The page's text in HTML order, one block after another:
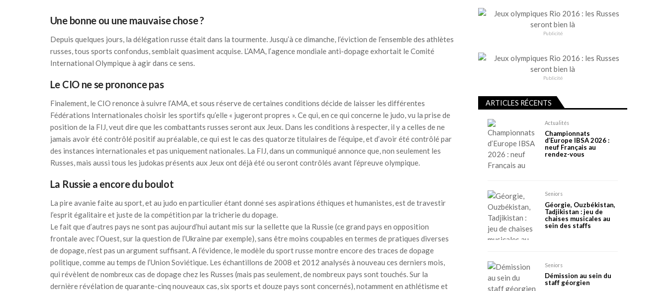
Une bonne ou une mauvaise chose ?
Depuis quelques jours, la délégation russe était dans la tourmente. Jusqu’à ce dimanche, l’éviction de l’ensemble des athlètes
russes, tous sports confondus, semblait quasiment acquise. L’AMA, l’agence mondiale anti-dopage exhortait le Comité
International Olympique à agir dans ce sens.
Le CIO ne se prononce pas
Finalement, le CIO renonce à suivre l’AMA, et sous réserve de certaines conditions décide de laisser les différentes
Fédérations Internationales choisir les sportifs qu’elle « jugeront propres ». Ce qui, en ce qui concerne le judo, vu la prise de
position de la FIJ, veut dire que les combattants russes seront aux Jeux. Dans les conditions à respecter, il y a celles de ne
jamais avoir été contrôlé positif au préalable, ce qui est le cas des quatorze titulaires de l’équipe, et d’avoir été contrôlé par
des instances internationales et pas uniquement nationales. La FIJ, dans un communiqué annonce que, non seulement les
Russes, mais aussi tous les judokas présents aux Jeux ont déjà été ou seront contrôlés avant l’épreuve olympique.
La Russie a encore du boulot
La pire avanie faite au sport, et au judo en particulier étant donné ses aspirations éthiques et humanistes, est de travestir
l’esprit égalitaire et juste de la compétition par la tricherie du dopage.
Le fait que d’autres pays ne sont pas aujourd’hui autant mis sur la sellette que la Russie (ce grand pays en opposition
frontale avec l’Ouest, sur la question de l’Ukraine par exemple), sans être moins coupables en termes de pratiques diverses
de dopage, n’est pas un argument suffisant. A l’évidence, le modèle du sport russe montre encore des traces de dopage
politique, comme au temps de l’Union Soviétique. Les échantillons de 2008 et 2012 analysés à nouveau ces derniers mois,
qui révèlent de nombreux cas de dopage chez les Russes (mais pas seulement, de nombreux pays sont touchés. Sur la
dernière révélation de quarante-cinq nouveaux cas, six sports et douze pays sont concernés), notamment en athlétisme et
Publicité
Publicité
ARTICLES RÉCENTS
Actualités
Championnats
d’Europe IBSA 2026 :
neuf Français au
rendez-vous
Seniors
Géorgie, Ouzbékistan,
Tadjikistan : jeu de
chaises musicales au
sein des staffs
Seniors
Démission au sein du
staff géorgien